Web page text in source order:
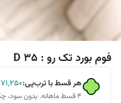
فوم بورد تک رو : D 35
هر قسط با ترب‌پی:۷۱٬۲۵۰
۴ قسط ماهانه. بدون سود، چک و ضامن.